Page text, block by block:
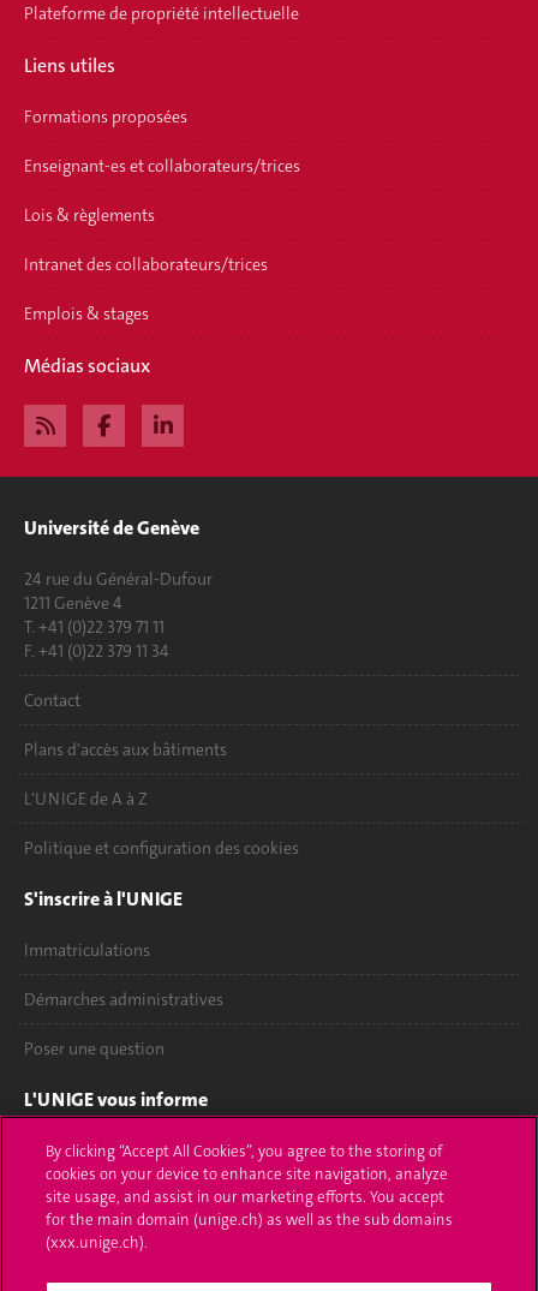
Plateforme de propriété intellectuelle
Liens utiles
Formations proposées
Enseignant-es et collaborateurs/trices
Lois & règlements
Intranet des collaborateurs/trices
Emplois & stages
Médias sociaux
Université de Genève
24 rue du Général-Dufour
1211 Genève 4
T. +41 (0)22 379 71 11
F. +41 (0)22 379 11 34
Contact
Plans d'accès aux bâtiments
L'UNIGE de A à Z
Politique et configuration des cookies
S'inscrire à l'UNIGE
Immatriculations
Démarches administratives
Poser une question
L'UNIGE vous informe
UNIGE Mobile
Médias
Offres d'emploi
By clicking “Accept All Cookies”, you agree to the storing of
cookies on your device to enhance site navigation, analyze
site usage, and assist in our marketing efforts. You accept
for the main domain (unige.ch) as well as the sub domains
(xxx.unige.ch).